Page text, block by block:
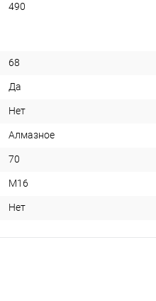
490
68
Да
Нет
Алмазное
70
M16
Нет